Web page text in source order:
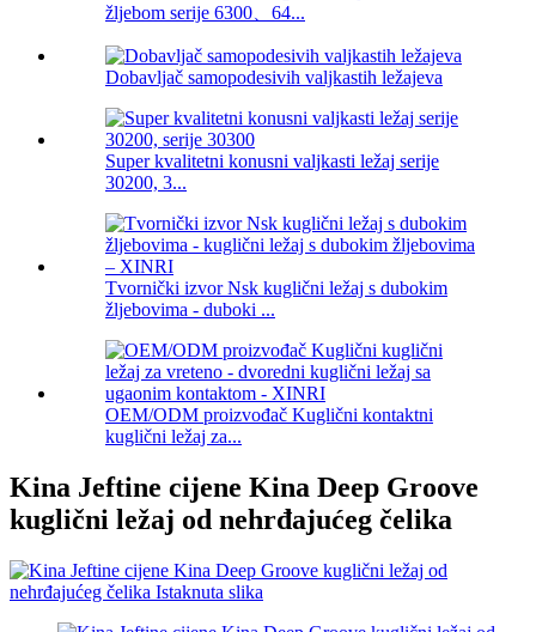
žljebom serije 6300、64...
Dobavljač samopodesivih valjkastih ležajeva
Super kvalitetni konusni valjkasti ležaj serije
30200, 3...
Tvornički izvor Nsk kuglični ležaj s dubokim
žljebovima - duboki ...
OEM/ODM proizvođač Kuglični kontaktni
kuglični ležaj za...
Kina Jeftine cijene Kina Deep Groove
kuglični ležaj od nehrđajućeg čelika